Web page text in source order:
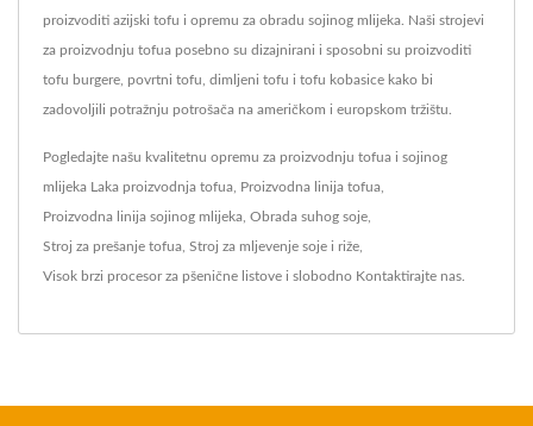
proizvoditi azijski tofu i opremu za obradu sojinog mlijeka. Naši strojevi
za proizvodnju tofua posebno su dizajnirani i sposobni su proizvoditi
tofu burgere, povrtni tofu, dimljeni tofu i tofu kobasice kako bi
zadovoljili potražnju potrošača na američkom i europskom tržištu.
Pogledajte našu kvalitetnu opremu za proizvodnju tofua i sojinog
mlijeka Laka proizvodnja tofua Proizvodna linija tofua
Proizvodna linija sojinog mlijeka Obrada suhog soje
Stroj za prešanje tofua Stroj za mljevenje soje i riže
Visok brzi procesor za pšenične listove i slobodno Kontaktirajte nas